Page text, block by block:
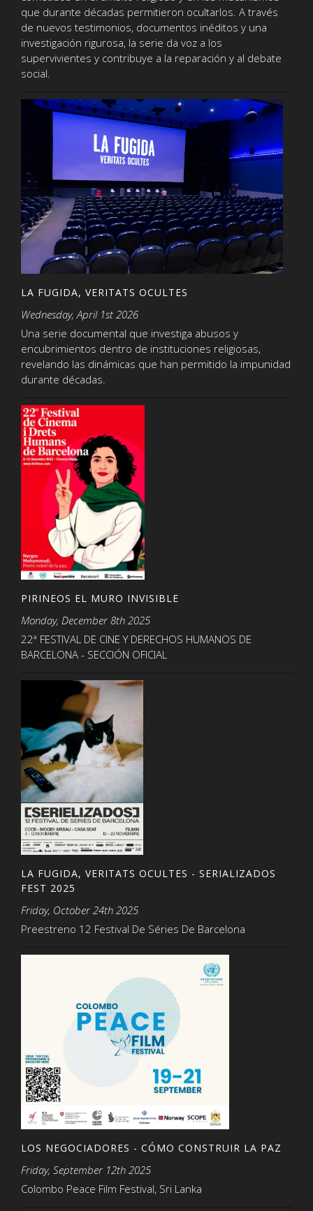
que durante décadas permitieron ocultarlos. A través
de nuevos testimonios, documentos inéditos y una
investigación rigurosa, la serie da voz a los
supervivientes y contribuye a la reparación y al debate
social.
LA FUGIDA, VERITATS OCULTES
Wednesday, April 1st 2026
Una serie documental que investiga abusos y
encubrimientos dentro de instituciones religiosas,
revelando las dinámicas que han permitido la impunidad
durante décadas.
PIRINEOS EL MURO INVISIBLE
Monday, December 8th 2025
22ª FESTIVAL DE CINE Y DERECHOS HUMANOS DE
BARCELONA - SECCIÓN OFICIAL
LA FUGIDA, VERITATS OCULTES - SERIALIZADOS
FEST 2025
Friday, October 24th 2025
Preestreno 12 Festival De Séries De Barcelona
LOS NEGOCIADORES - CÓMO CONSTRUIR LA PAZ
Friday, September 12th 2025
Colombo Peace Film Festival, Sri Lanka